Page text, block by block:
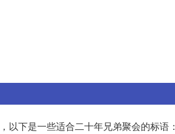
以下是一些适合二十年兄弟聚会的标语：